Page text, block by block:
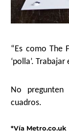
“Es como The
‘polla’.
No
cuadros.
*Vía Metro.co.uk